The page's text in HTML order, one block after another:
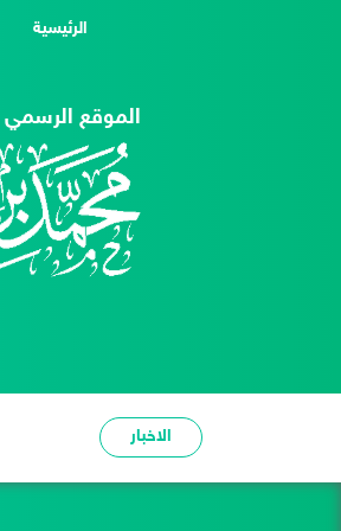
الرئيسية
(current)
الموقع
الاخبار